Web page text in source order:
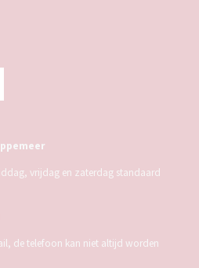
vrijdag en zaterdag standaard
de telefoon kan niet altijd worden